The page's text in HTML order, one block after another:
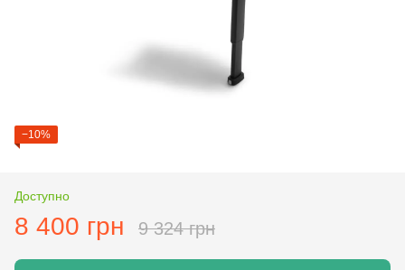
−10%
Доступно
8 400 грн 9 324 грн